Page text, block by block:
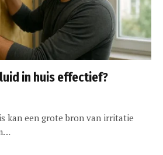
in huis effectief?
kan een grote bron van irritatie